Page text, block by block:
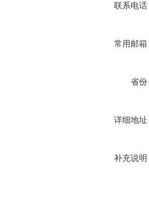
联系电话
常用邮箱
省份
详细地址
补充说明